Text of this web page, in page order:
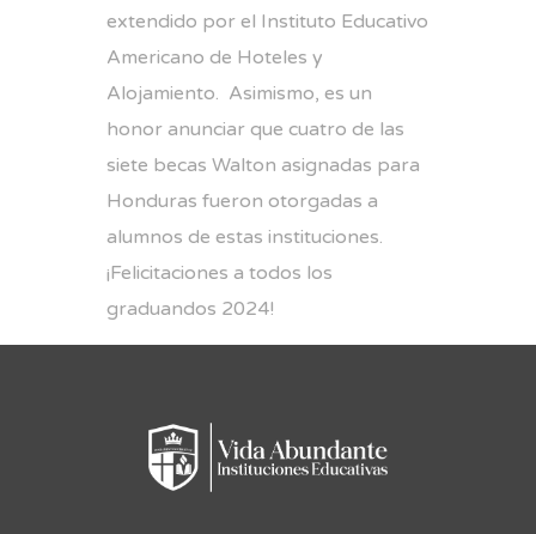
extendido por el Instituto Educativo
Americano de Hoteles y
Alojamiento. Asimismo, es un
honor anunciar que cuatro de las
siete becas Walton asignadas para
Honduras fueron otorgadas a
alumnos de estas instituciones.
¡Felicitaciones a todos los
graduandos 2024!